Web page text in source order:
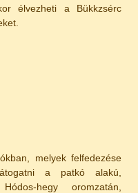
élvezheti a Bükkzsérc
melyek felfedezése
a patkó alakú,
hegy oromzatán,